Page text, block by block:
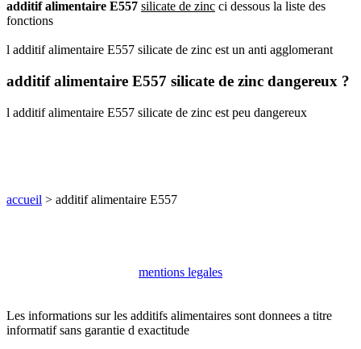
additif alimentaire E557 silicate de zinc ci dessous la liste des
fonctions
l additif alimentaire E557 silicate de zinc est un anti agglomerant
additif alimentaire E557 silicate de zinc dangereux ?
l additif alimentaire E557 silicate de zinc est peu dangereux
accueil > additif alimentaire E557
mentions legales
Les informations sur les additifs alimentaires sont donnees a titre
informatif sans garantie d exactitude